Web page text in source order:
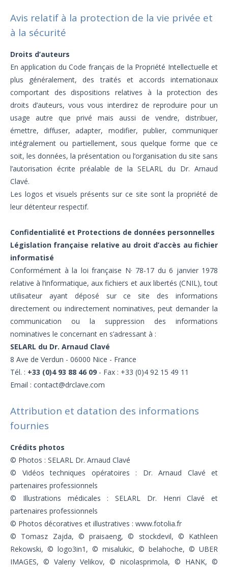
Avis relatif à la protection de la vie privée et
à la sécurité
Droits d’auteurs
En application du Code français de la Propriété Intellectuelle et
plus généralement, des traités et accords internationaux
comportant des dispositions relatives à la protection des
droits d’auteurs, vous vous interdirez de reproduire pour un
usage autre que privé mais aussi de vendre, distribuer,
émettre, diffuser, adapter, modifier, publier, communiquer
intégralement ou partiellement, sous quelque forme que ce
soit, les données, la présentation ou l’organisation du site sans
l’autorisation écrite préalable de la SELARL du Dr. Arnaud
Clavé.
Les logos et visuels présents sur ce site sont la propriété de
leur détenteur respectif.
Confidentialité et Protections de données personnelles
Législation française relative au droit d’accès au fichier
informatisé
Conformément à la loi française N· 78-17 du 6 janvier 1978
relative à l’informatique, aux fichiers et aux libertés (CNIL), tout
utilisateur ayant déposé sur ce site des informations
directement ou indirectement nominatives, peut demander la
communication ou la suppression des informations
nominatives le concernant en s’adressant à :
SELARL du Dr. Arnaud Clavé
8 Ave de Verdun - 06000 Nice - France
Tél. : +33 (0)4 93 88 46 09 - Fax : +33 (0)4 92 15 49 11
Email : contact@drclave.com
Attribution et datation des informations
fournies
Crédits photos
© Photos : SELARL Dr. Arnaud Clavé
© Vidéos techniques opératoires : Dr. Arnaud Clavé et
partenaires professionnels
© Illustrations médicales : SELARL Dr. Henri Clavé et
partenaires professionnels
© Photos décoratives et illustratives : www.fotolia.fr
© Tomasz Zajda, © praisaeng, © stockdevil, © Kathleen
Rekowski, © logo3in1, © misalukic, © belahoche, © UBER
IMAGES, © Valeriy Velikov, © nicolasprimola, © HANK, ©